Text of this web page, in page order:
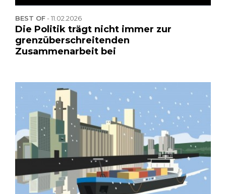
BEST OF-11.02.2026
Die Politik trägt nicht immer zur
grenzüberschreitenden
Zusammenarbeit bei